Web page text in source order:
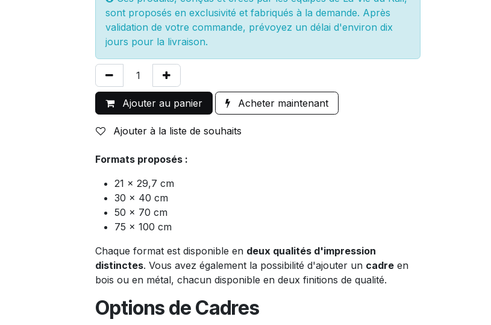
sont proposés en exclusivité et fabriqués à la demande. Après
validation de votre commande, prévoyez un délai d'environ dix
jours pour la livraison.
Ajouter au panier Acheter maintenant
Ajouter à la liste de souhaits
Formats proposés :
21 x 29,7 cm
30 x 40 cm
50 x 70 cm
75 x 100 cm
Chaque format est disponible en deux qualités d'impression
distinctes. Vous avez également la possibilité d'ajouter un cadre en
bois ou en métal, chacun disponible en deux finitions de qualité.
Options de Cadres